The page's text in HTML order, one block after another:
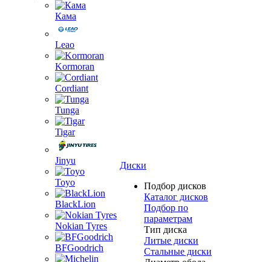
Кама
Leao
Kormoran
Cordiant
Tunga
Tigar
Jinyu
Toyo
BlackLion
Nokian Tyres
BFGoodrich
Диски
Подбор дисков
Каталог дисков
Подбор по
параметрам
Тип диска
Литые диски
Стальные диски